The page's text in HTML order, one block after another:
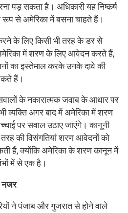
पड़ सकता है। अधिकारी यह निष्कर्ष
से अमेरिका में बसना चाहते हैं।
के लिए किसी भी तरह के डर से
में शरण के लिए आवेदन करते हैं,
का इस्तेमाल करके उनके दावे की
हैं।
के नकारात्मक जवाब के आधार पर
व्यक्ति अगर बाद में अमेरिका में शरण
पर सवाल उठाए जाएंगे। कानूनी
की विसंगतियां शरण आवेदनों को
हैं, क्योंकि अमेरिका के शरण कानून में
में से एक है।
नजर
ने पंजाब और गुजरात से होने वाले